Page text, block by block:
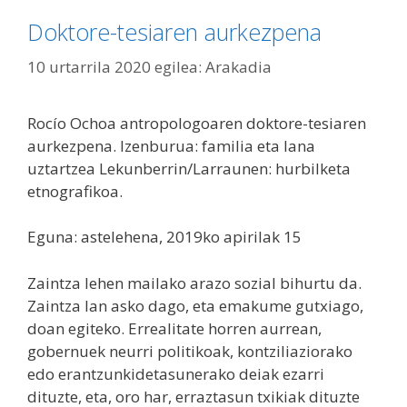
Doktore-tesiaren aurkezpena
10 urtarrila 2020 egilea: Arakadia
Rocío Ochoa antropologoaren doktore-tesiaren
aurkezpena. Izenburua: familia eta lana
uztartzea Lekunberrin/Larraunen: hurbilketa
etnografikoa.
Eguna: astelehena, 2019ko apirilak 15
Zaintza lehen mailako arazo sozial bihurtu da.
Zaintza lan asko dago, eta emakume gutxiago,
doan egiteko. Errealitate horren aurrean,
gobernuek neurri politikoak, kontziliaziorako
edo erantzunkidetasunerako deiak ezarri
dituzte, eta, oro har, erraztasun txikiak dituzte